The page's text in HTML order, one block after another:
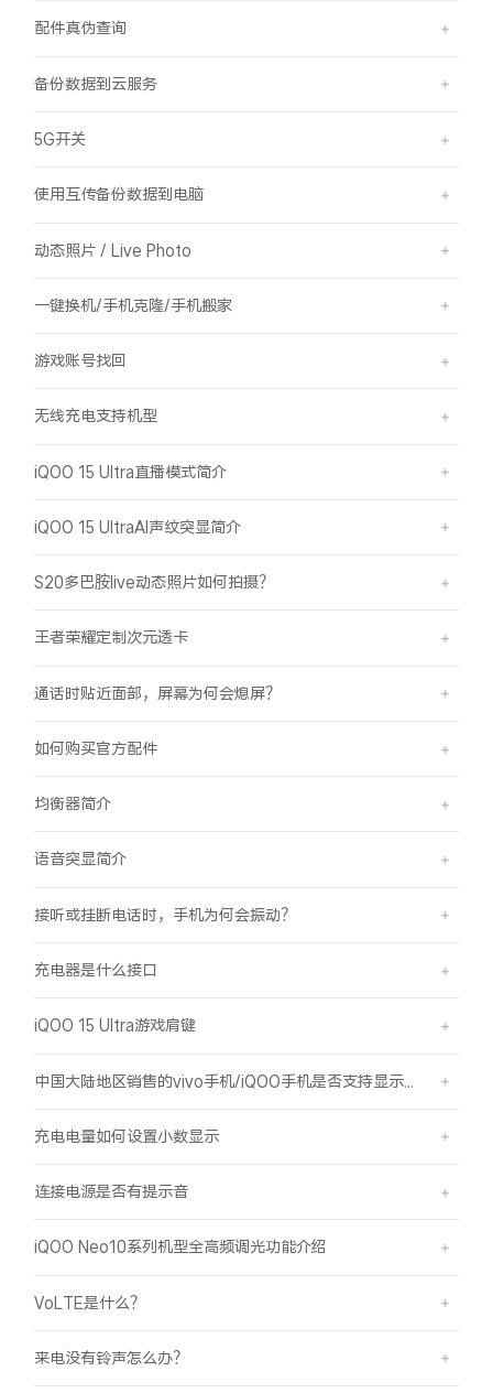
配件真伪查询
备份数据到云服务
5G开关
使用互传备份数据到电脑
动态照片 / Live Photo
一键换机/手机克隆/手机搬家
游戏账号找回
无线充电支持机型
iQOO 15 Ultra直播模式简介
iQOO 15 UltraAI声纹突显简介
S20多巴胺live动态照片如何拍摄？
王者荣耀定制次元透卡
通话时贴近面部，屏幕为何会熄屏？
如何购买官方配件
均衡器简介
语音突显简介
接听或挂断电话时，手机为何会振动？
充电器是什么接口
iQOO 15 Ultra游戏肩键
充电电量如何设置小数显示
连接电源是否有提示音
iQOO Neo10系列机型全高频调光功能介绍
VoLTE是什么？
来电没有铃声怎么办？